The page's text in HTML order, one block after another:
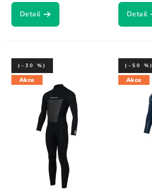
Detail Detail
Akce
(–30 %)
Akce
(–50 %)